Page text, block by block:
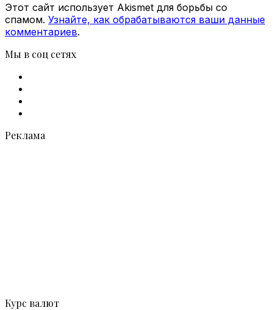
Этот сайт использует Akismet для борьбы со
спамом. Узнайте, как обрабатываются ваши данные
комментариев.
Мы в соц сетях
Реклама
Курс валют